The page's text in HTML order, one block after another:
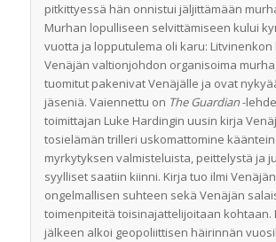
pitkittyessä hän onnistui jäljittämään
Murhan lopulliseen selvittämiseen kului
vuotta ja lopputulema oli karu: Litvinenkon
Venäjän valtionjohdon organisoima
tuomitut pakenivat Venäjälle ja ovat
jäseniä. Vaiennettu on The Guardian-
toimittajan Luke Hardingin uusin kirja
tosielämän trilleri uskomattomine
myrkytyksen valmisteluista, peittelystä ja
syylliset saatiin kiinni. Kirja tuo ilmi
ongelmallisen suhteen sekä Venäjän
toimenpiteitä toisinajattelijoitaan kohtaan.
jälkeen alkoi geopoliittisen häirinnän